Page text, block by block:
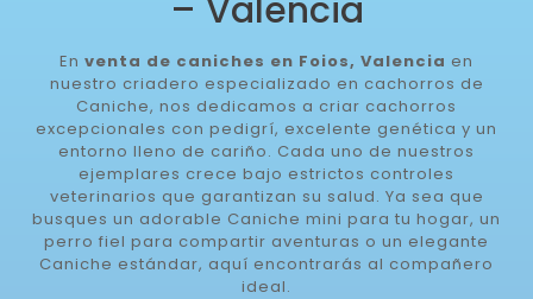
– Valencia
En venta de caniches en Foios, Valencia en
nuestro criadero especializado en cachorros de
Caniche, nos dedicamos a criar cachorros
excepcionales con pedigrí, excelente genética y un
entorno lleno de cariño. Cada uno de nuestros
ejemplares crece bajo estrictos controles
veterinarios que garantizan su salud. Ya sea que
busques un adorable Caniche mini para tu hogar, un
perro fiel para compartir aventuras o un elegante
Caniche estándar, aquí encontrarás al compañero
ideal.